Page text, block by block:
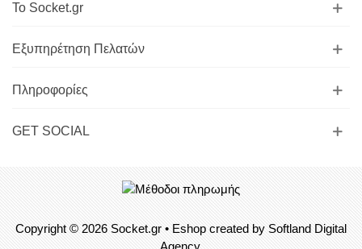
Το Socket.gr
Εξυπηρέτηση Πελατών
Πληροφορίες
GET SOCIAL
Copyright © 2026 Socket.gr• Eshop created bySoftland Digital
Agency.